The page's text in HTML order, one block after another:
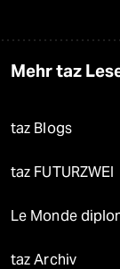
Mehr taz
taz Blogs
taz FUTURZWEI
Le Monde
taz Archiv